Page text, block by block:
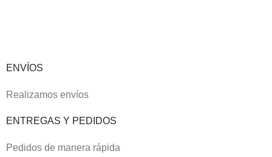
ENVÍOS
Realizamos envíos
ENTREGAS Y PEDIDOS
Pedidos de manera rápida